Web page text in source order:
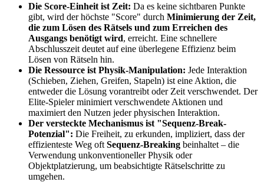
Die Score-Einheit ist Zeit: Da es keine sichtbaren Punkte
gibt, wird der höchste "Score" durch Minimierung der Zeit,
die zum Lösen des Rätsels und zum Erreichen des
Ausgangs benötigt wird, erreicht. Eine schnellere
Abschlusszeit deutet auf eine überlegene Effizienz beim
Lösen von Rätseln hin.
Die Ressource ist Physik-Manipulation: Jede Interaktion
(Schieben, Ziehen, Greifen, Stapeln) ist eine Aktion, die
entweder die Lösung vorantreibt oder Zeit verschwendet. Der
Elite-Spieler minimiert verschwendete Aktionen und
maximiert den Nutzen jeder physischen Interaktion.
Der versteckte Mechanismus ist "Sequenz-Break-
Potenzial": Die Freiheit, zu erkunden, impliziert, dass der
effizienteste Weg oft Sequenz-Breaking beinhaltet – die
Verwendung unkonventioneller Physik oder
Objektplatzierung, um beabsichtigte Rätselschritte zu
umgehen.